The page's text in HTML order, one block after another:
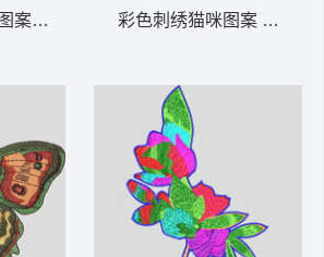
案 迪士尼 公主彩色刺绣猫咪图案 猫头